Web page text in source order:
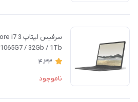
1065G7 / 32Gb / 1Tb
4.33
ناموجود